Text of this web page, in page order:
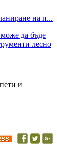
на п...
да бъде
лесно
и